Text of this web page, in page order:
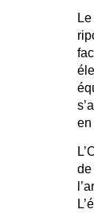
Le
en
de